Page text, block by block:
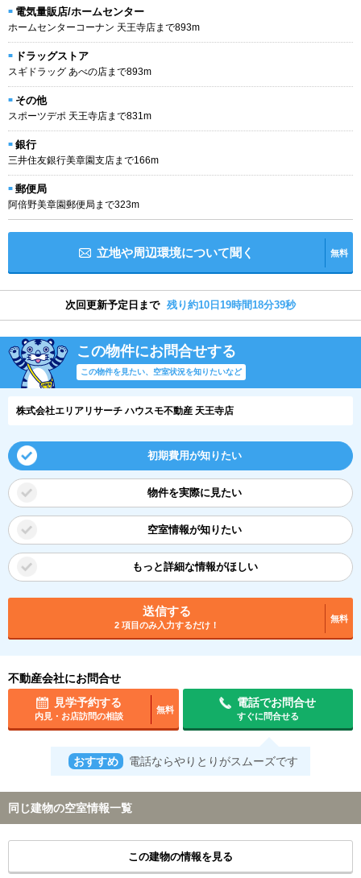
電気量販店/ホームセンター
ホームセンターコーナン 天王寺店まで893m
ドラッグストア
スギドラッグ あべの店まで893m
その他
スポーツデポ 天王寺店まで831m
銀行
三井住友銀行美章園支店まで166m
郵便局
阿倍野美章園郵便局まで323m
立地や周辺環境について聞く 無料
次回更新予定日まで 残り約10日19時間18分38秒
この物件にお問合せする
この物件を見たい、空室状況を知りたいなど
株式会社エリアリサーチ ハウスモ不動産 天王寺店
初期費用が知りたい
物件を実際に見たい
空室情報が知りたい
もっと詳細な情報がほしい
送信する
2 項目のみ入力するだけ！
無料
不動産会社にお問合せ
見学予約する
内見・お店訪問の相談
無料
電話でお問合せ
すぐに問合せる
おすすめ 電話ならやりとりがスムーズです
同じ建物の空室情報一覧
この建物の情報を見る